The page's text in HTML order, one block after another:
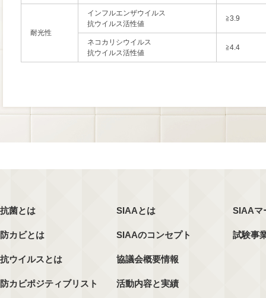
耐光性
インフルエンザウイルス
抗ウイルス活性値
≧3.9
ネコカリシウイルス
抗ウイルス活性値
≧4.4
抗菌とは
防カビとは
抗ウイルスとは
防カビポジティブリスト
SIAAとは
SIAAのコンセプト
協議会概要情報
活動内容と実績
SIAAマ
試験事